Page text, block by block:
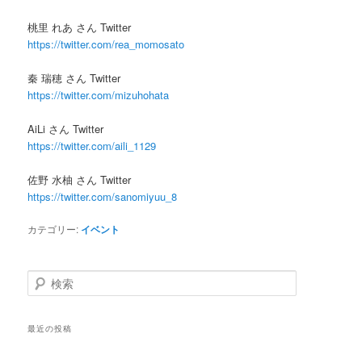
桃里 れあ さん Twitter
https://twitter.com/rea_momosato
秦 瑞穂 さん Twitter
https://twitter.com/mizuhohata
AiLi さん Twitter
https://twitter.com/aili_1129
佐野 水柚 さん Twitter
https://twitter.com/sanomiyuu_8
カテゴリー: イベント
検索
最近の投稿